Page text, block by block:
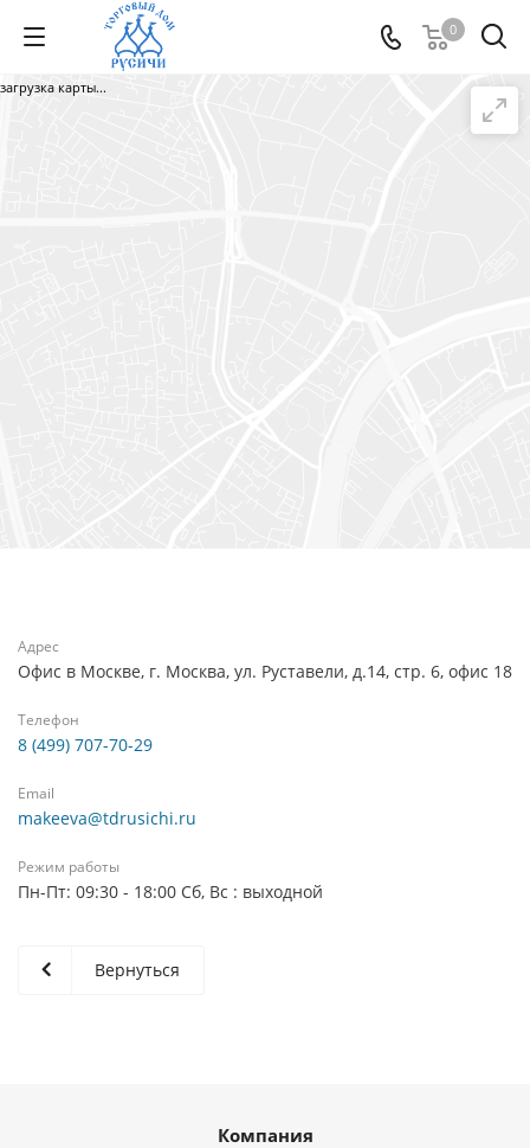
0
загрузка карты...
Адрес
Офис в Москве, г. Москва, ул. Руставели, д.14, стр. 6, офис 18
Телефон
8 (499) 707-70-29
Email
makeeva@tdrusichi.ru
Режим работы
Пн-Пт: 09:30 - 18:00 Сб, Вс : выходной
Вернуться
Компания